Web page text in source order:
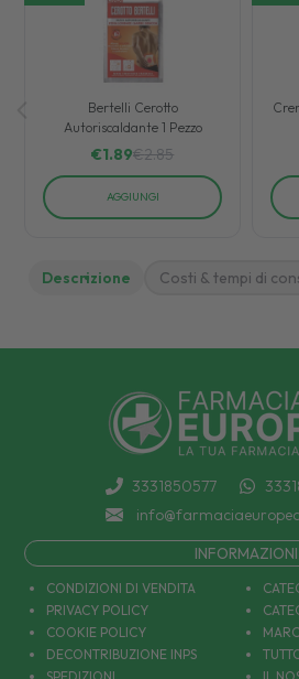
Bertelli Cerotto
Autoriscaldante 1 Pezzo
€1.89€2.85
AGGIUNGI
Descrizione Costi & tempi di
3331850577
INFORMAZIONI
CONDIZIONI DI VENDITA
PRIVACY POLICY
COOKIE POLICY
DECONTRIBUZIONE INPS